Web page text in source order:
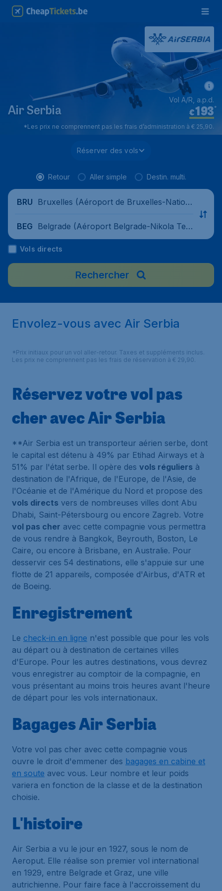
Air Serbia €193*
Vol A/R, a.p.d.
*Les prix ne comprennent pas les frais d’administration à € 25,90.
Réserver des vols
Retour Aller simple Destin. multi.
BRU Bruxelles (Aéroport de Bruxelles-Nation
BEG Belgrade (Aéroport Belgrade-Nikola Tesl
a), Serbie
Vols directs
Rechercher
Envolez-vous avec Air Serbia
*Prix initiaux pour un vol aller-retour. Taxes et suppléments inclus.
Les prix ne comprennent pas les frais de réservation à € 29,90.
Réservez votre vol pas
cher avec Air Serbia
**Air Serbia est un transporteur aérien serbe, dont
le capital est détenu à 49% par Etihad Airways et à
51% par l'état serbe. Il opère des vols réguliers à
destination de l'Afrique, de l'Europe, de l'Asie, de
l'Océanie et de l'Amérique du Nord et propose des
vols directs vers de nombreuses villes dont Abu
Dhabi, Saint-Pétersbourg ou encore Zagreb. Votre
vol pas cher avec cette compagnie vous permettra
de vous rendre à Bangkok, Beyrouth, Boston, Le
Caire, ou encore à Brisbane, en Australie. Pour
desservir ces 54 destinations, elle s'appuie sur une
flotte de 21 appareils, composée d'Airbus, d'ATR et
de Boeing.
Enregistrement
Le check-in en ligne n'est possible que pour les vols
au départ ou à destination de certaines villes
d'Europe. Pour les autres destinations, vous devrez
vous enregistrer au comptoir de la compagnie, en
vous présentant au moins trois heures avant l'heure
de départ pour les vols internationaux.
Bagages Air Serbia
Votre vol pas cher avec cette compagnie vous
ouvre le droit d'emmener des bagages en cabine et
en soute avec vous. Leur nombre et leur poids
variera en fonction de la classe et de la destination
choisie.
L'histoire
Air Serbia a vu le jour en 1927, sous le nom de
Aeroput. Elle réalise son premier vol international
en 1929, entre Belgrade et Graz, une ville
autrichienne. Pour faire face à l'accroissement du